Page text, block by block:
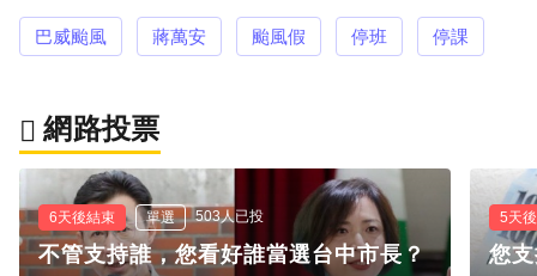
巴威颱風 蔣萬安 颱風假 停班 停課
網路投票
6天後結束 單選 503人已投
不管支持誰，您看好誰當選台中市長？
5天
您